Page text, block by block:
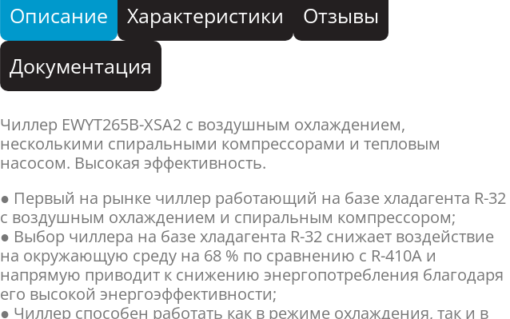
Описание Характеристики
Отзывы
Документация
Чиллер EWYT265B-XSA2 с воздушным охлаждением,
несколькими спиральными компрессорами и тепловым
насосом. Высокая эффективность.
● Первый на рынке чиллер работающий на базе хладагента R-32
с воздушным охлаждением и спиральным компрессором;
● Выбор чиллера на базе хладагента R-32 снижает воздействие
на окружающую среду на 68 % по сравнению с R-410A и
напрямую приводит к снижению энергопотребления благодаря
его высокой энергоэффективности;
● Чиллер способен работать как в режиме охлаждения, так и в